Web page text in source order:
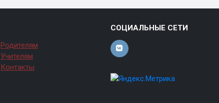
Родителям
Учителям
Контакты
СОЦИАЛЬНЫЕ СЕТИ